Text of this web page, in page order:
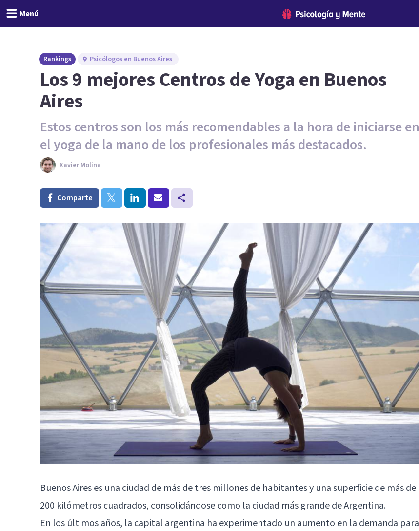
Menú
Rankings Psicólogos en Buenos Aires
Los 9 mejores Centros de Yoga en Buenos
Aires
Estos centros son los más recomendables a la hora de iniciarse en
el yoga de la mano de los profesionales más destacados.
Xavier Molina
Comparte
Buenos Aires es una ciudad de más de tres millones de habitantes y una superficie de más de
200 kilómetros cuadrados, consolidándose como la ciudad más grande de Argentina.
En los últimos años, la capital argentina ha experimentado un aumento en la demanda para